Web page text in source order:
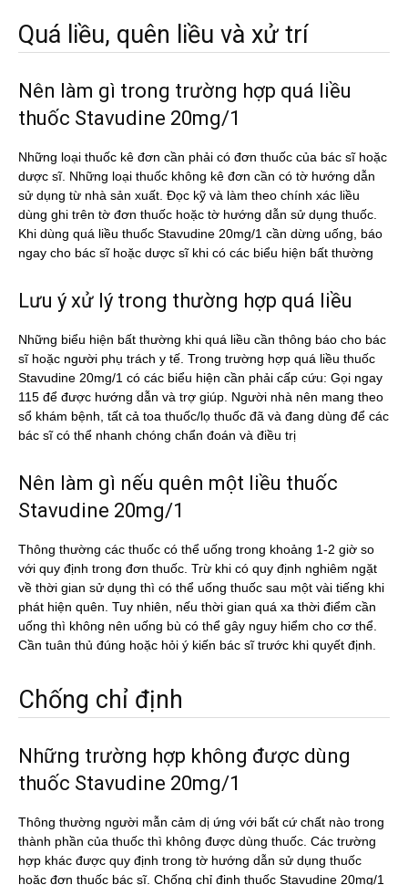
Quá liều, quên liều và xử trí
Nên làm gì trong trường hợp quá liều
thuốc Stavudine 20mg/1
Những loại thuốc kê đơn cần phải có đơn thuốc của bác sĩ hoặc
dược sĩ. Những loại thuốc không kê đơn cần có tờ hướng dẫn
sử dụng từ nhà sản xuất. Đọc kỹ và làm theo chính xác liều
dùng ghi trên tờ đơn thuốc hoặc tờ hướng dẫn sử dụng thuốc.
Khi dùng quá liều thuốc Stavudine 20mg/1 cần dừng uống, báo
ngay cho bác sĩ hoặc dược sĩ khi có các biểu hiện bất thường
Lưu ý xử lý trong thường hợp quá liều
Những biểu hiện bất thường khi quá liều cần thông báo cho bác
sĩ hoặc người phụ trách y tế. Trong trường hợp quá liều thuốc
Stavudine 20mg/1 có các biểu hiện cần phải cấp cứu: Gọi ngay
115 để được hướng dẫn và trợ giúp. Người nhà nên mang theo
sổ khám bệnh, tất cả toa thuốc/lọ thuốc đã và đang dùng để các
bác sĩ có thể nhanh chóng chẩn đoán và điều trị
Nên làm gì nếu quên một liều thuốc
Stavudine 20mg/1
Thông thường các thuốc có thể uống trong khoảng 1-2 giờ so
với quy định trong đơn thuốc. Trừ khi có quy định nghiêm ngặt
về thời gian sử dụng thì có thể uống thuốc sau một vài tiếng khi
phát hiện quên. Tuy nhiên, nếu thời gian quá xa thời điểm cần
uống thì không nên uống bù có thể gây nguy hiểm cho cơ thể.
Cần tuân thủ đúng hoặc hỏi ý kiến bác sĩ trước khi quyết định.
Chống chỉ định
Những trường hợp không được dùng
thuốc Stavudine 20mg/1
Thông thường người mẫn cảm dị ứng với bất cứ chất nào trong
thành phần của thuốc thì không được dùng thuốc. Các trường
hợp khác được quy định trong tờ hướng dẫn sử dụng thuốc
hoặc đơn thuốc bác sĩ. Chống chỉ định thuốc Stavudine 20mg/1